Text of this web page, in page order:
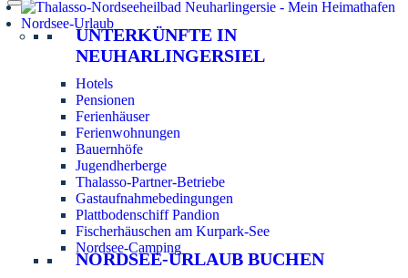
Nordsee-Urlaub
UNTERKÜNFTE IN
NEUHARLINGERSIEL
Hotels
Pensionen
Ferienhäuser
Ferienwohnungen
Bauernhöfe
Jugendherberge
Thalasso-Partner-Betriebe
Gastaufnahmebedingungen
Plattbodenschiff Pandion
Fischerhäuschen am Kurpark-See
Nordsee-Camping
NORDSEE-URLAUB BUCHEN